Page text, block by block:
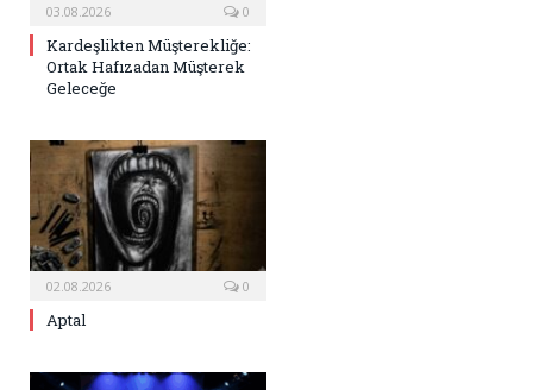
03.08.2026 0
Kardeşlikten Müşterekliğe:
Ortak Hafızadan Müşterek
Geleceğe
02.08.2026 0
Aptal